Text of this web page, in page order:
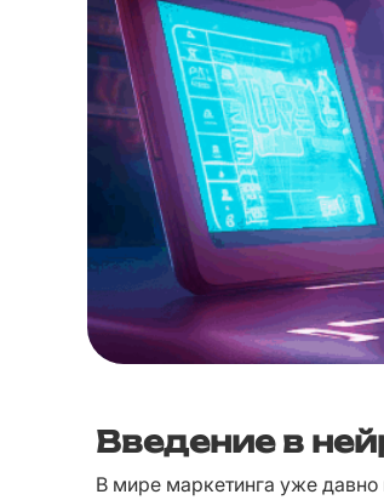
Введение в
В мире маркетинга уже давно